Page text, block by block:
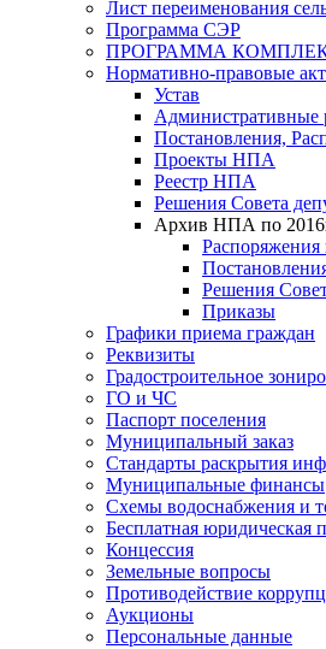
Лист переименования
Программа СЭР
ПРОГРАММА
Нормативно-правовые
Устав
Административные
Постановления,
Проекты НПА
Реестр НПА
Решения Совета
Архив НПА по
Распоряжения
Решения
Приказы
Графики приема граждан
Реквизиты
Градостроительное
ГО и ЧС
Паспорт поселения
Муниципальный заказ
Стандарты раскрытия
Муниципальные финансы
Схемы водоснабжения и
Бесплатная юридическая
Концессия
Земельные вопросы
Противодействие
Аукционы
Персональные данные